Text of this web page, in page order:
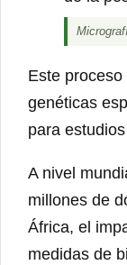
Este
genéticas
para
A nivel
millones de
África, el
medidas de